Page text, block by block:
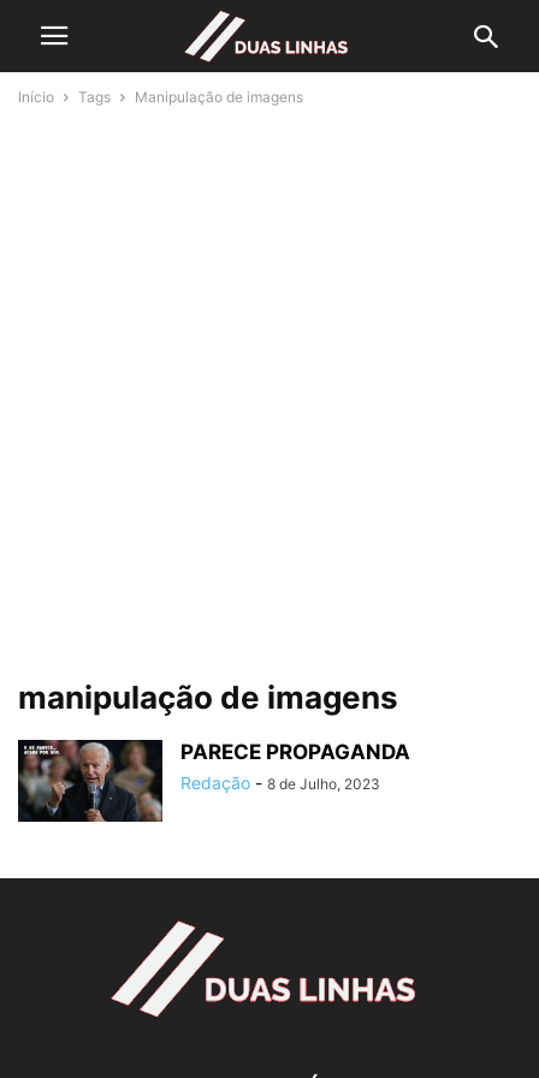
Início Tags Manipulação de imagens
manipulação de imagens
PARECE PROPAGANDA
Redação - 8 de Julho, 2023